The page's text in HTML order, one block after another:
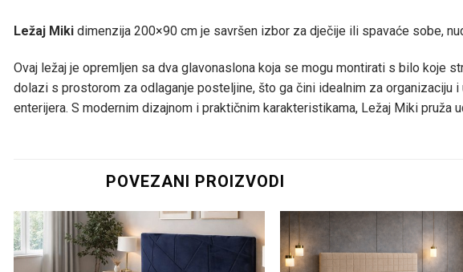
Ležaj Miki dimenzija 200×90 cm je savršen izbor za dječije ili spavaće sobe,
Ovaj ležaj je opremljen sa dva glavonaslona koja se mogu montirati s bilo koje
dolazi s prostorom za odlaganje posteljine, što ga čini idealnim za
enterijera. S modernim dizajnom i praktičnim karakteristikama, Ležaj Miki pruža
POVEZANI PROIZVODI